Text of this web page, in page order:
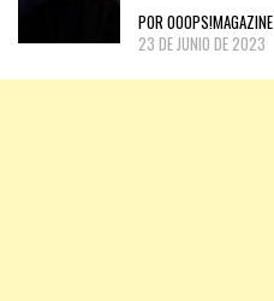
POR OOOPS!MAGAZINE
23 DE JUNIO DE 2023